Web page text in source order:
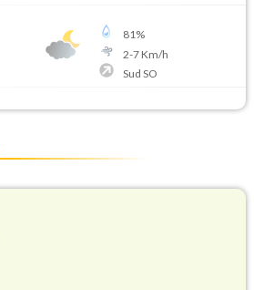
81%
2-7Km/h
Sud SO